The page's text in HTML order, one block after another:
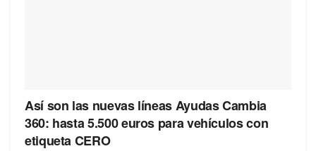
Así son las nuevas líneas Ayudas Cambia
360: hasta 5.500 euros para vehículos con
etiqueta CERO